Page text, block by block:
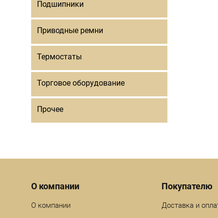
Подшипники
Приводные ремни
Термостаты
Торговое оборудование
Прочее
Menu footer
О компании
О компании
Покупателю
Доставка и